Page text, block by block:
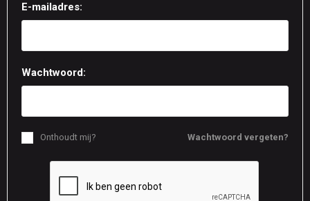
E-mailadres:
Wachtwoord:
Wachtwoord vergeten?
Onthoudt mij?